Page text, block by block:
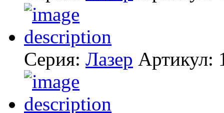
Серия: Лазер Артикул: